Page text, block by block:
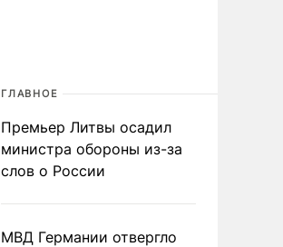
ГЛАВНОЕ
Премьер Литвы осадил
министра обороны из-за
слов о России
МВД Германии отвергло